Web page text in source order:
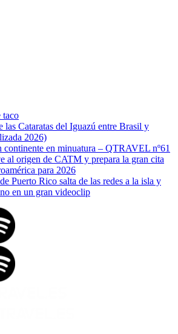
taco
las Cataratas del Iguazú entre Brasil y
2026)
continente en minuatura – QTRAVEL nº61
al origen de CATM y prepara la gran cita
para 2026
Puerto Rico salta de las redes a la isla y
en un gran videoclip